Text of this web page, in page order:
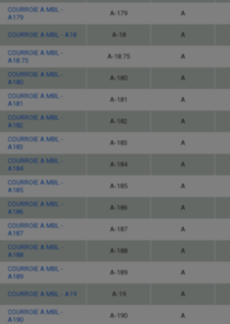
COURROIE A MBL -
A179
A-179 A
COURROIE A MBL - A18 A-18 A
COURROIE A MBL -
A18.75
A-18.75 A
COURROIE A MBL -
A180
A-180 A
COURROIE A MBL -
A181
A-181 A
COURROIE A MBL -
A182
A-182 A
COURROIE A MBL -
A183
A-183 A
COURROIE A MBL -
A184
A-184 A
COURROIE A MBL -
A185
A-185 A
COURROIE A MBL -
A186
A-186 A
COURROIE A MBL -
A187
A-187 A
COURROIE A MBL -
A188
A-188 A
COURROIE A MBL -
A189
A-189 A
COURROIE A MBL - A19 A-19 A
COURROIE A MBL -
A190
A-190 A